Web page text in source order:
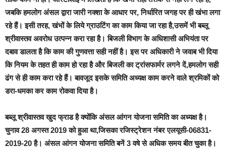
जबकि हमलोग अंसल द्वारा जारी नक्शा के आधार पर, निर्धारित जगह पर ही खंभा लगा
रहे हैं। इसी तरह, खंभों के लिये ग्राउटिंग का काम किया जा रहा है,उसमें भी बब्लू
श्रीवास्तव अवरोध उत्पन्न करा रहा है। बिजली विभाग के अधिशासी अभियंता पर
दबाव डालता है कि काम की गुणवत्ता सही नहीं है। इस पर अधिकारी ने जवाब भी दिया
कि नियम के तहत ही काम हो रहा है और बिजली का ट्रांसफार्मर लगने दें,हमलोग सही
ढंग से ही काम करा रहे हैं। बावजूद इसके समिति अध्यक्ष काम करने वाले श्रमिकों को
डरा-धमका कर काम रोकवा दिया है।
बब्लू श्रीवास्तव खुद फ्राड है क्योंकि अंसल आंगन योजना समिति का अध्यक्ष है।
चुनाव 28 अगस्त 2019 को हुआ था,जिसका रजिस्ट्रेशन नंबर एलयूसी-06831-
2019-20 है। अंसल आंगन योजना समिति बनें 3 वषे से अधिक समय बीत चुका है।